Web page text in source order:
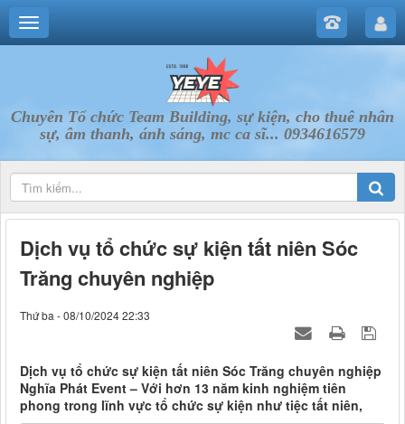
Chuyên Tổ chức Team Building, sự kiện, cho thuê nhân
sự, âm thanh, ánh sáng, mc ca sĩ... 0934616579
Dịch vụ tổ chức sự kiện tất niên Sóc
Trăng chuyên nghiệp
Thứ ba - 08/10/2024 22:33
Dịch vụ tổ chức sự kiện tất niên Sóc Trăng chuyên nghiệp
Nghĩa Phát Event – Với hơn 13 năm kinh nghiệm tiên
phong trong lĩnh vực tổ chức sự kiện như tiệc tất niên,